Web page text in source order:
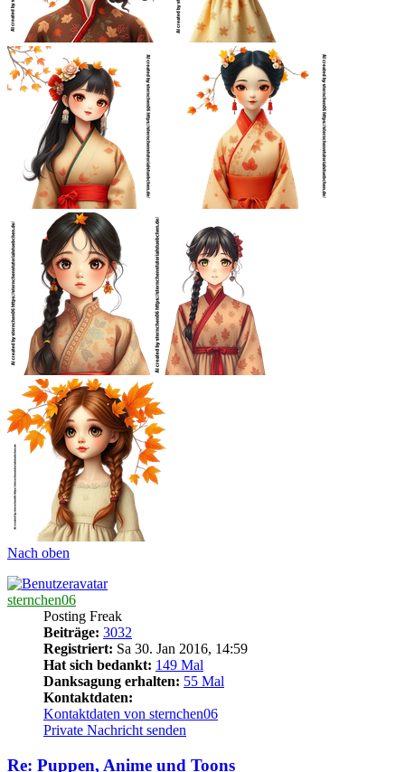
Nach oben
sternchen06
Posting Freak
Beiträge: 3032
Registriert: Sa 30. Jan 2016, 14:59
Hat sich bedankt: 149 Mal
Danksagung erhalten: 55 Mal
Kontaktdaten:
Kontaktdaten von sternchen06
Private Nachricht senden
Re: Puppen, Anime und Toons